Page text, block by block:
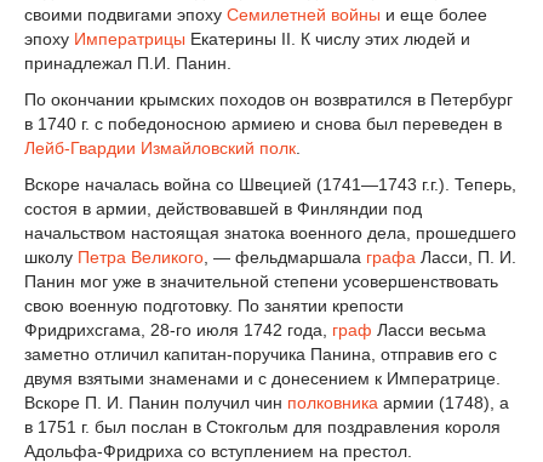
своими подвигами эпоху Семилетней войны и еще более
эпоху Императрицы Екатерины II. К числу этих людей и
принадлежал П.И. Панин.
По окончании крымских походов он возвратился в Петербург
в 1740 г. с победоносною армиею и снова был переведен в
Лейб-Гвардии Измайловский полк
Вскоре началась война со Швецией (1741—1743 г.г.). Теперь,
состоя в армии, действовавшей в Финляндии под
начальством настоящая знатока военного дела, прошедшего
школу Петра Великого , — фельдмаршала графа Ласси, П. И.
Панин мог уже в значительной степени усовершенствовать
свою военную подготовку. По занятии крепости
Фридрихсгама, 28-го июля 1742 года, граф Ласси весьма
заметно отличил капитан-поручика Панина, отправив его с
двумя взятыми знаменами и с донесением к Императрице.
Вскоре П. И. Панин получил чин полковника армии (1748), а
в 1751 г. был послан в Стокгольм для поздравления короля
Адольфа-Фридриха со вступлением на престол.